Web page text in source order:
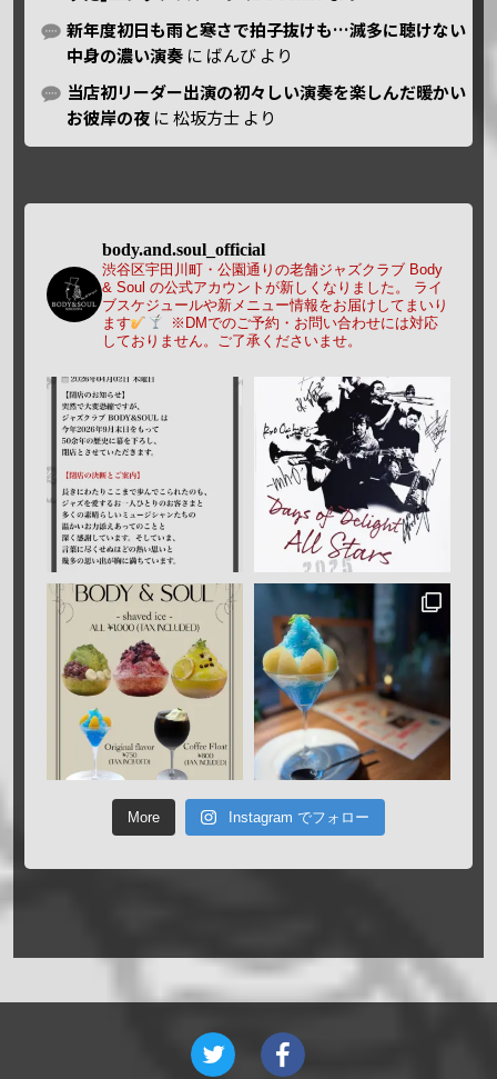
新年度初日も雨と寒さで拍子抜けも…滅多に聴けない
中身の濃い演奏 に ばんび より
当店初リーダー出演の初々しい演奏を楽しんだ暖かい
お彼岸の夜 に松坂方士 より
body.and.soul_official
渋谷区宇田川町・公園通りの老舗ジャズクラブ Body
& Soul の公式アカウントが新しくなりました。
ライ
ブスケジュールや新メニュー情報をお届けしてまいり
ます
※DMでのご予約・お問い合わせには対応
しておりません。ご了承くださいませ。
More Instagram でフォロー